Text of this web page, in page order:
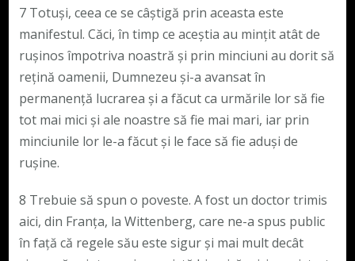
7 Totuși, ceea ce se câștigă prin aceasta este
manifestul. Căci, în timp ce aceștia au mințit atât de
rușinos împotriva noastră și prin minciuni au dorit să
rețină oamenii, Dumnezeu și-a avansat în
permanență lucrarea și a făcut ca urmările lor să fie
tot mai mici și ale noastre să fie mai mari, iar prin
minciunile lor le-a făcut și le face să fie aduși de
rușine.
8 Trebuie să spun o poveste. A fost un doctor trimis
aici, din Franța, la Wittenberg, care ne-a spus public
în față că regele său este sigur și mai mult decât